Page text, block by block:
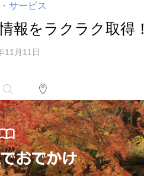
サービス
報をラクラク取得！
11月11日